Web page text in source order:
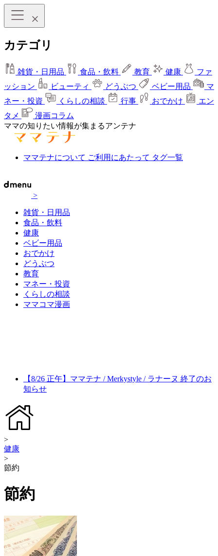
カテゴリ
雑貨・日用品 食品・飲料 教育 健康
ファ
ッション
ビューティ どうぶつ ベビー用品
マ
ネー・投資
くらしの相談 行事 おでかけ
エン
タメ
漫画コラム
ママの知りたい情報が集まるアンテナ
ママテナについて ご利用にあたって タグ一覧
>
雑貨・日用品
食品・飲料
健康
ベビー用品
おでかけ
どうぶつ
教育
マネー・投資
くらしの相談
ママコマ漫画
【8/26 正午】ママテナ / Merkystyle / ラナーヌ 終了のお
知らせ
>
健康
>
節約
節約